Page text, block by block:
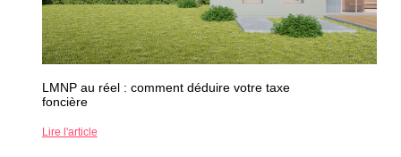
LMNP au réel : comment déduire votre taxe
foncière
Lire l'article